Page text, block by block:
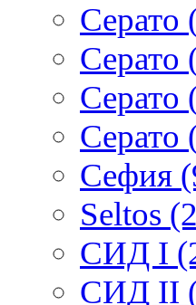
Серато
Серато
Серато
Серато
Сефия
Seltos
СИД I
СИД II